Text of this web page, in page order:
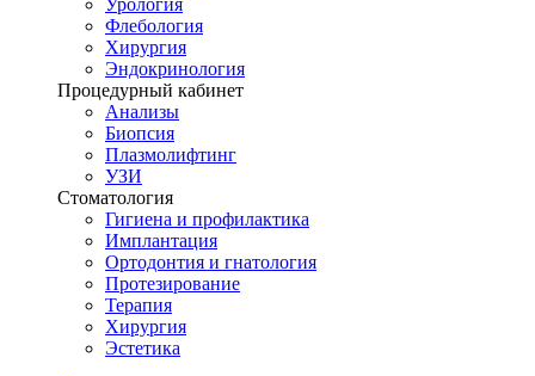
Урология
Флебология
Хирургия
Эндокринология
Процедурный кабинет
Анализы
Биопсия
Плазмолифтинг
УЗИ
Стоматология
Гигиена и профилактика
Имплантация
Ортодонтия и гнатология
Протезирование
Терапия
Хирургия
Эстетика